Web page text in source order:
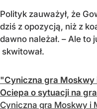
Polityk zauważył, że
dziś z opozycją, niż z
dawno należał. – Ale
skwitował.
"Cyniczna gra Moskwy
Ociepa o sytuacji na
Cyniczna gra Moskwy i